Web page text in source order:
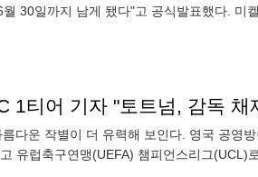
30일까지 남게 됐다"고 공식발표했다. 미
1티어 기자 "토트넘, 감독 채
다운 작별이 더 유력해 보인다. 영국 공영
유럽축구연맹(UEFA) 챔피언스리그(UCL)